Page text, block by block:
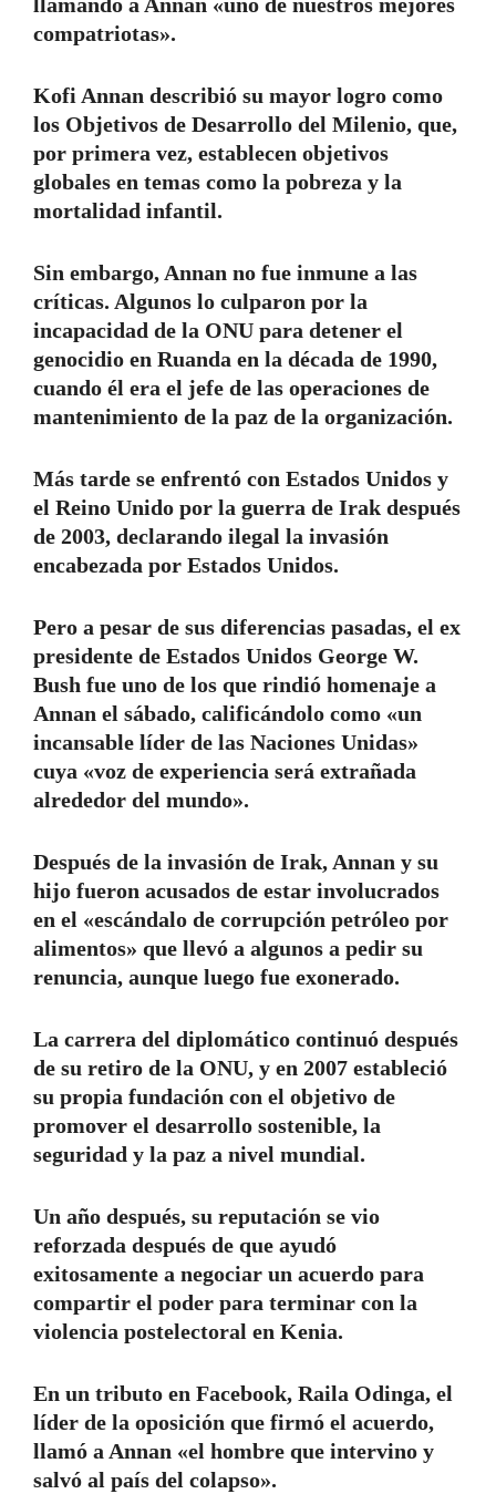
compatriotas».
Kofi Annan describió su mayor logro como
los Objetivos de Desarrollo del Milenio, que,
por primera vez, establecen objetivos
globales en temas como la pobreza y la
mortalidad infantil.
Sin embargo, Annan no fue inmune a las
críticas. Algunos lo culparon por la
incapacidad de la ONU para detener el
genocidio en Ruanda en la década de 1990,
cuando él era el jefe de las operaciones de
mantenimiento de la paz de la organización.
Más tarde se enfrentó con Estados Unidos y
el Reino Unido por la guerra de Irak después
de 2003, declarando ilegal la invasión
encabezada por Estados Unidos.
Pero a pesar de sus diferencias pasadas, el ex
presidente de Estados Unidos George W.
Bush fue uno de los que rindió homenaje a
Annan el sábado, calificándolo como «un
incansable líder de las Naciones Unidas»
cuya «voz de experiencia será extrañada
alrededor del mundo».
Después de la invasión de Irak, Annan y su
hijo fueron acusados ​​de estar involucrados
en el «escándalo de corrupción petróleo por
alimentos» que llevó a algunos a pedir su
renuncia, aunque luego fue exonerado.
La carrera del diplomático continuó después
de su retiro de la ONU, y en 2007 estableció
su propia fundación con el objetivo de
promover el desarrollo sostenible, la
seguridad y la paz a nivel mundial.
Un año después, su reputación se vio
reforzada después de que ayudó
exitosamente a negociar un acuerdo para
compartir el poder para terminar con la
violencia postelectoral en Kenia.
En un tributo en Facebook, Raila Odinga, el
líder de la oposición que firmó el acuerdo,
llamó a Annan «el hombre que intervino y
salvó al país del colapso».